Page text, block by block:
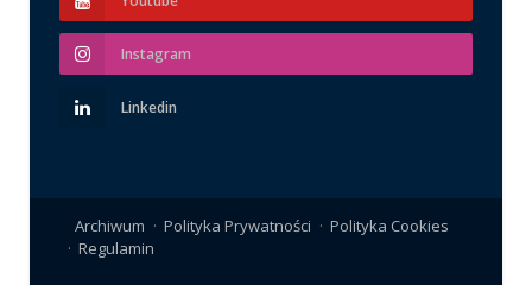
Instagram
Linkedin
Archiwum Polityka Prywatności
Polityka Cookies
Regulamin